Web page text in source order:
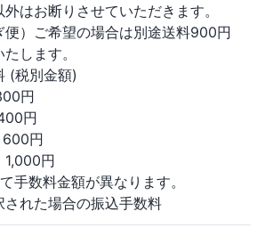
外はお断りさせていただきます。
便）ご希望の場合は別途送料900円
します。
(税別金額)
円
円
円
円
手数料金額が異なります。
された場合の振込手数料